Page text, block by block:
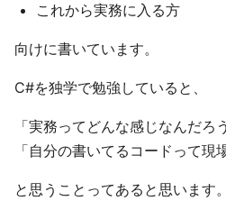
これから実務に入る方
向けに書いています。
C#を独学で勉強していると、
「実務ってどんな感じなんだろ
「自分の書いてるコードって現
と思うことってあると思います。